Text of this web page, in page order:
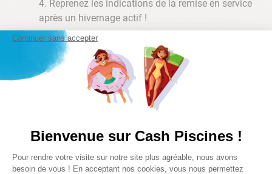
Reprenez les indications de la remise en service
après un hivernage actif !
Précautions & Recommandations
Dans les jours qui suivent la remise en service
de votre piscine,le pH de votre piscine peut avoir
augmenter rapidement
Au niveau du local technique,pensez à vérifier
vos connexions électriques ainsi que le
disjoncteur.Un professionnel peut vous
Continuer sans accepter
Bienvenue sur Cash Piscines !
Plateforme de Gestion du
Pour rendre votre visite sur notre site plus agréable, nous avons
besoin de vous ! En acceptant nos cookies, vous nous permettez
Axeptio consent